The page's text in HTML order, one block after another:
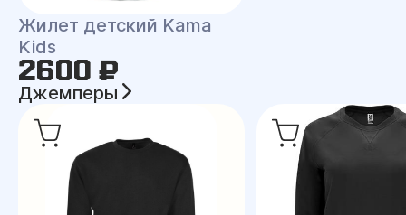
Жилет детский Kama
Kids
2600 ₽
Джемперы